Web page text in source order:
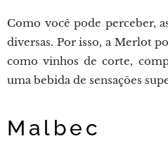
Como você pode perceber,
diversas. Por isso, a Merlot
como vinhos de corte,
uma bebida de sensações
Malbec